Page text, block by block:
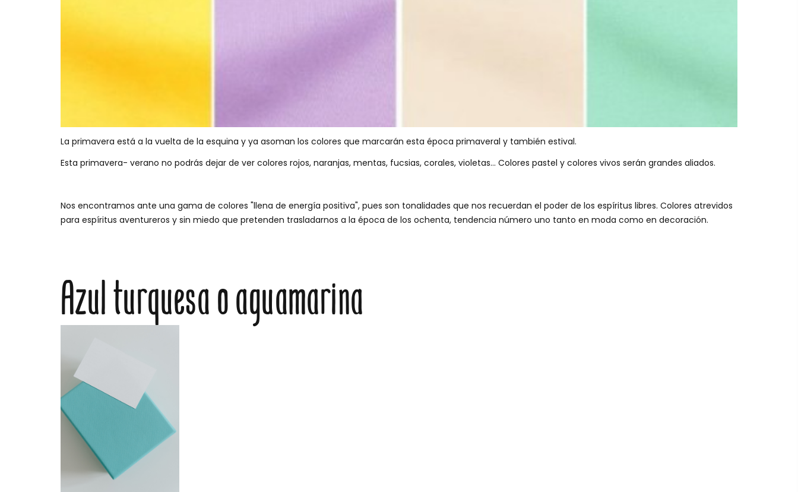
La primavera está a la vuelta de la esquina y ya asoman los colores que marcarán esta época primaveral y también estival.
Esta primavera- verano no podrás dejar de ver colores rojos, naranjas, mentas, fucsias, corales, violetas... Colores pastel y colores vivos serán grandes aliados.
Nos encontramos ante una gama de colores "llena de energía positiva", pues son tonalidades que nos recuerdan el poder de los espíritus libres. Colores atrevidos
para espíritus aventureros y sin miedo que pretenden trasladarnos a la época de los ochenta, tendencia número uno tanto en moda como en decoración.
Azul turquesa o aguamarina